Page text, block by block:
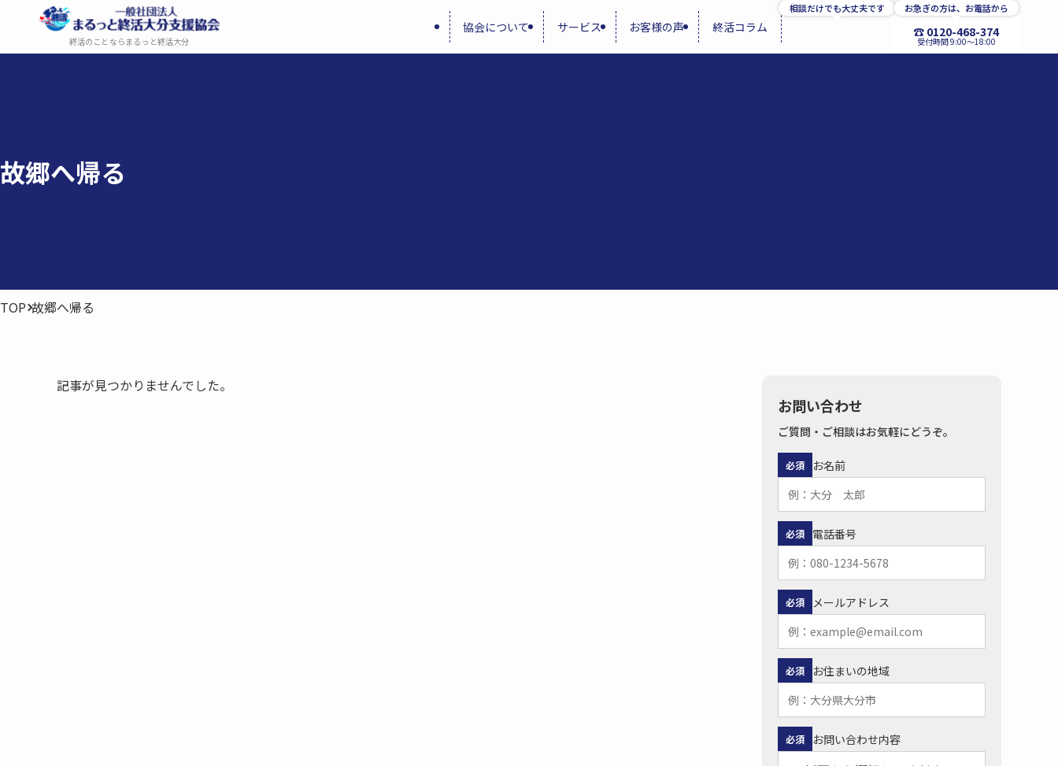
終活のことならまるっと終活大分
協会について サービス お客様の声 終活コラム
相談だけでも大丈夫です お急ぎの方は、お電話から
☎ 0120-468-374
受付時間 9:00〜18:00
故郷へ​帰る
TOP 故郷へ帰る
記事が見つかりませんでした。
お問い合わせ
ご質問・ご相談はお気軽にどうぞ。
お名前
必須
電話番号
必須
メールアドレス
必須
お住まいの地域
必須
お問い合わせ内容
必須